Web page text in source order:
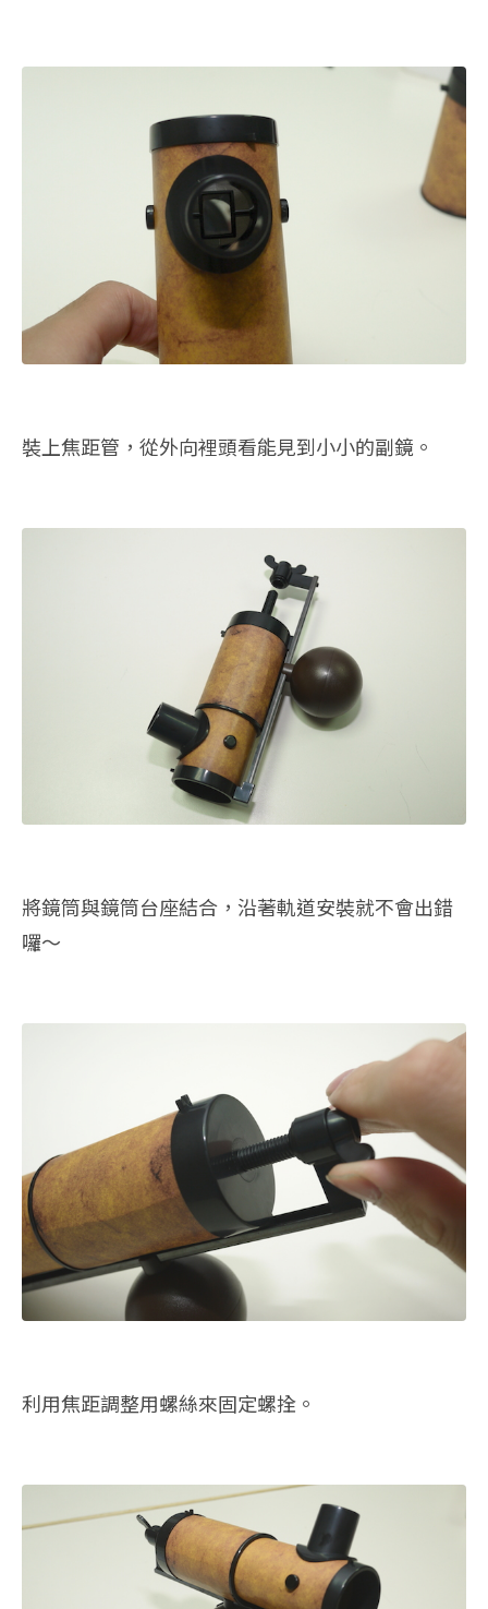
裝上焦距管，從外向裡頭看能見到小小的副鏡。
將鏡筒與鏡筒台座結合，沿著軌道安裝就不會出錯
囉～
利用焦距調整用螺絲來固定螺拴。